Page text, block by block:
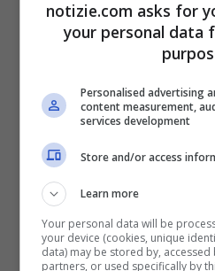
del catasto. Questo
cosa: più tasse sulla
aumenti valori Isee e
famiglie“.
Draghi pronto
futuro del
notizie.com asks for
your personal data
Personalised advertising
content measurement,
services development
Store and/or access
Learn more
Your personal data will be
your device (cookies, unique
data) may be stored by,
partners, or used specifically by